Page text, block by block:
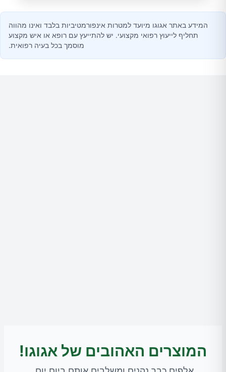
המידע באתר אגוגו מיועד למטרות אינפורמטיביות בלבד ואינו מהווה
תחליף לייעוץ רפואי מקצועי. יש להתייעץ עם רופא או איש מקצוע
מוסמך בכל בעיה רפואית.
המוצרים האהובים של אגוגו!